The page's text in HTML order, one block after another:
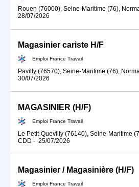
Rouen (76000), Seine-Maritime (76),
28/07/2026
Magasinier cariste H/F
Emploi France Travail
Pavilly (76570), Seine-Maritime (76),
30/07/2026
MAGASINIER (H/F)
Emploi France Travail
Le Petit-Quevilly (76140), Seine-Maritime
CDD - 25/07/2026
Magasinier / Magasinière (H/F)
Emploi France Travail